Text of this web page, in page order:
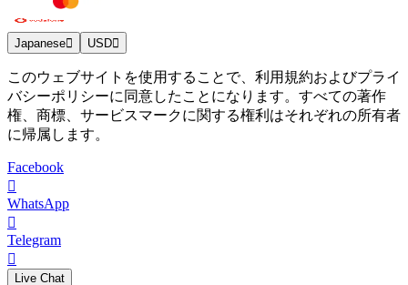
Japanese USD
このウェブサイトを使用することで、利用規約およびプライ
バシーポリシーに同意したことになります。すべての著作
権、商標、サービスマークに関する権利はそれぞれの所有者
に帰属します。
Facebook
WhatsApp
Telegram
Live Chat